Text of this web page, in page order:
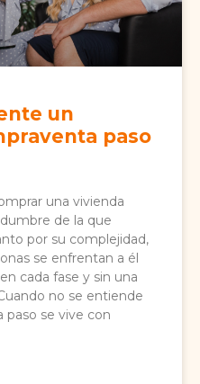
un
paso
una vivienda
de la que
por su complejidad,
se enfrentan a él
cada fase y sin una
no se entiende
paso se vive con